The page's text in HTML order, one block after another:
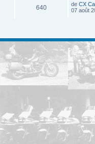
640 deCX
07 août